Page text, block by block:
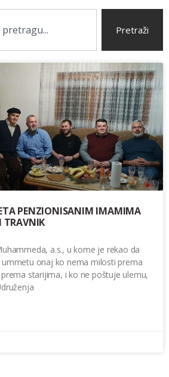
Pretraži
PENZIONISANIM IMAMIMA
TRAVNIK
a.s., u kome je rekao da
onaj ko nema milosti prema
starijima, i ko ne poštuje ulemu,